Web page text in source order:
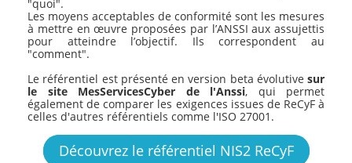
"quoi".
Les moyens acceptables de conformité sont les mesures
à mettre en œuvre proposées par l’ANSSI aux assujettis
pour atteindre l’objectif. Ils correspondent au
"comment".
Le référentiel est présenté en version beta évolutive sur
le site MesServicesCyber de l'Anssi, qui permet
également de comparer les exigences issues de ReCyF à
celles d'autres référentiels comme l'ISO 27001.
Découvrez le référentiel NIS2 ReCyF